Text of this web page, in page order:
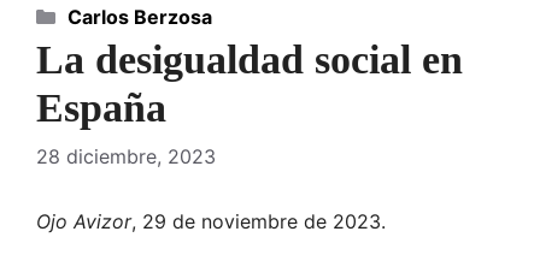
La desigualdad social en
España
28 diciembre, 2023
Ojo Avizor, 29 de noviembre de 2023.
Categorías
Carlos Berzosa